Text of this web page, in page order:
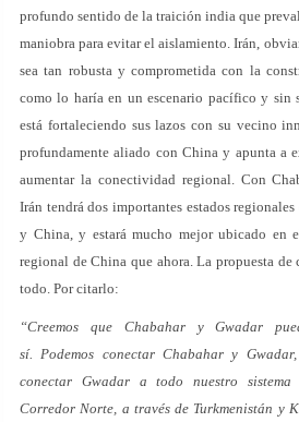
profundo sentido de la traición india que
maniobra para evitar el aislamiento. Irán,
sea tan robusta y comprometida con la
como lo haría en un escenario pacífico y sin
está fortaleciendo sus lazos con su vecino
profundamente aliado con China y apunta a
aumentar la conectividad regional. Con
Irán tendrá dos importantes estados
y China, y estará mucho mejor ubicado en
regional de China que ahora. La propuesta
todo. Por citarlo:
“Creemos que Chabahar y Gwadar
sí. Podemos conectar Chabahar y
conectar Gwadar a todo nuestro
Corredor Norte, a través de Turkmenistán y